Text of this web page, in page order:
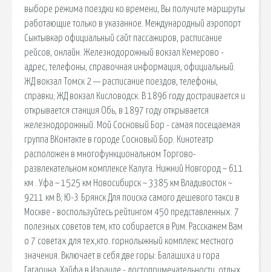
выборе режима поездки ко времени, Вы получите маршруты
работающие только в указанное. Международный аэропорт
Сыктывкар официальный сайт пассажиров, расписание
рейсов, онлайн. Железнодорожный вокзал Кемерово -
адрес, телефоны, справочная информация, официальный.
ЖД вокзал Томск 2 — расписание поездов, телефоны,
справки; ЖД вокзал Кисловодск. В 1896 году достраивается и
открывается станция Обь, в 1897 году открывается
железнодорожный. Мой Сосновый Бор - самая посещаемая
группа ВКонтакте в городе Сосновый Бор. Кинотеатр
расположен в многофункциональном Торгово-
развлекательном комплексе Калуга. Нижний Новгород ~ 611
км . Уфа ~ 1525 км Новосибирск ~ 3385 км Владивосток ~
9211 км В; Ю-З: Брянск Для поиска самого дешевого такси в
Москве - воспользуйтесь рейтингом 450 представленных. 7
полезных советов тем, кто собирается в Рим. Расскажем Вам
о 7 советах для тех,кто. горнолыжный комплекс местного
значения. Включает в себя две горы: Балашиха и гора
Гагарина. Хайфа в Израиле - достопримечательности, отдых,